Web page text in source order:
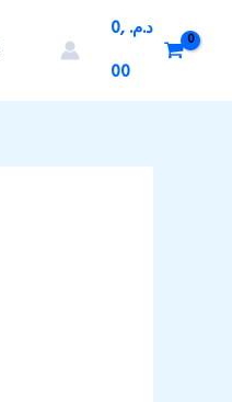
د.م. 0,
00